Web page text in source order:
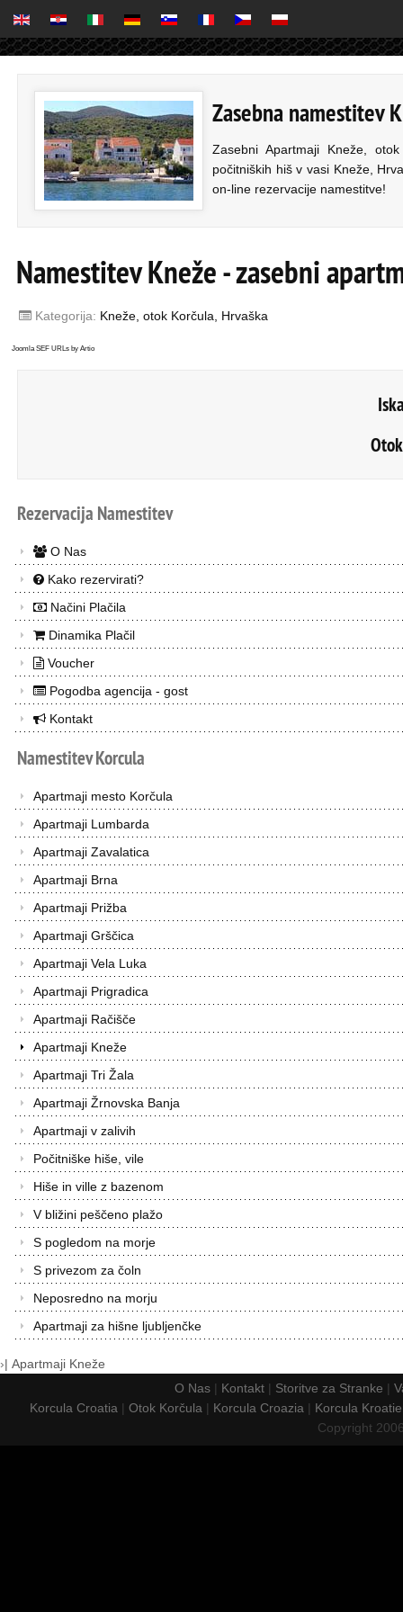
Zasebna namestitev
Zasebni Apartmaji Kneže,
počitniških hiš v vasi Kneže,
on-line rezervacije namestitve!
Namestitev Kneže - zasebni
Kategorija: Kneže, otok Korčula, Hrvaška
Joomla SEF URLs by Artio
Rezervacija Namestitev
O Nas
Kako rezervirati?
Načini Plačila
Dinamika Plačil
Voucher
Pogodba agencija - gost
Kontakt
NamestitevKorcula
Apartmaji mesto Korčula
Apartmaji Lumbarda
Apartmaji Zavalatica
Apartmaji Brna
Apartmaji Prižba
Apartmaji Grščica
Apartmaji Vela Luka
Apartmaji Prigradica
Apartmaji Račišče
Apartmaji Kneže
Apartmaji Tri Žala
Apartmaji Žrnovska Banja
Apartmaji v zalivih
Počitniške hiše, vile
Hiše in ville z bazenom
V bližini peščeno plažo
S pogledom na morje
S privezom za čoln
Neposredno na morju
Apartmaji za hišne ljubljenčke
›| Apartmaji Kneže
O Nas| Kontakt| Storitve za Stranke |
Korcula Croatia | Otok Korčula | Korcula Croazia | Korcula
Copyright